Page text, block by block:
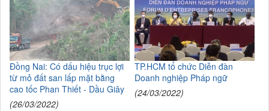
Đồng Nai: Có dấu hiệu trục lợi
từ mỏ đất san lấp mặt bằng
cao tốc Phan Thiết - Dầu Giây
(26/03/2022)
TP.HCM tổ chức Diễn đàn
Doanh nghiệp Pháp ngữ
(24/03/2022)